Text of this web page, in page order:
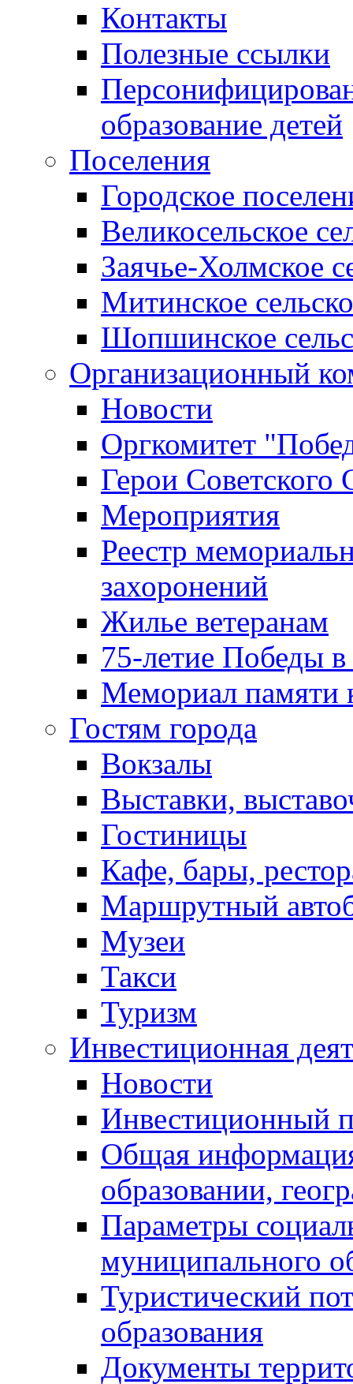
Контакты
Полезные ссылки
образование детей
Поселения
Городское
Великосельское
Заячье-Холмское
Митинское
Шопшинское
Организационный
Новости
Оргкомитет
Герои Советского
Мероприятия
Реестр
захоронений
Жилье ветеранам
75-летие Победы
Мемориал памяти
Гостям города
Вокзалы
Выставки,
Гостиницы
Кафе, бары,
Маршрутный
Музеи
Такси
Туризм
Инвестиционная
Новости
Инвестиционный
Общая
образовании,
Параметры
муниципального
Туристический
образования
Документы